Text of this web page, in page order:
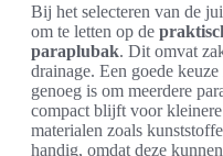
Bij het selecteren van de
om te letten op de
paraplubak. Dit omvat
drainage. Een goede
genoeg is om meerdere
compact blijft voor
materialen zoals
handig, omdat deze